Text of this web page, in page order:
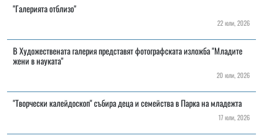
"Галерията отблизо"
22 юли, 2026
В Художествената галерия представят фотографската изложба "Младите
жени в науката"
20 юли, 2026
"Творчески калейдоскоп" събира деца и семейства в Парка на младежта
17 юли, 2026